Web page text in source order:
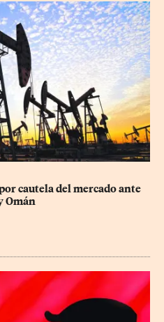
cautela del mercado ante
Omán